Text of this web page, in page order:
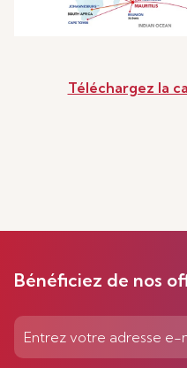
Téléchargez la
Bénéficiez de nos